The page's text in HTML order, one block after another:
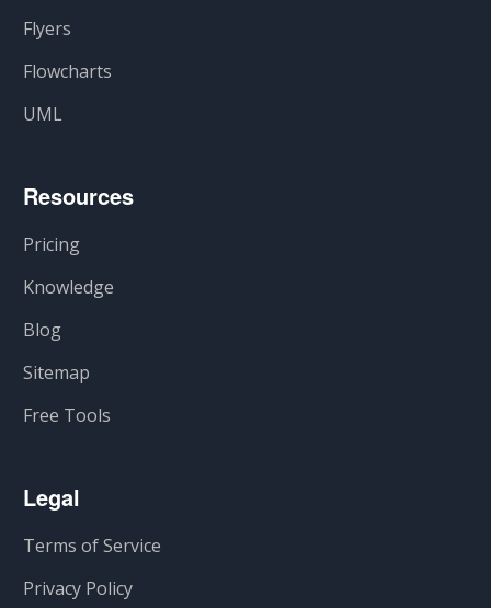
Flyers
Flowcharts
UML
Resources
Pricing
Knowledge
Blog
Sitemap
Free Tools
Legal
Terms of Service
Privacy Policy